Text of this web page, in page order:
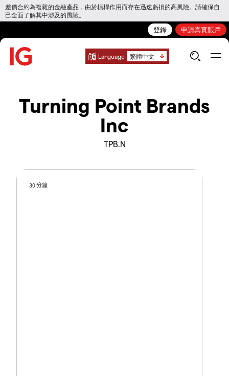
差價合約為複雜的金融產品，由於槓桿作用而存在迅速虧損的高風險。請確保自
己全面了解其中涉及的風險。
登錄 申請真實賬戶
Language 繁體中文
Turning Point Brands
Inc
TPB.N
30 分鐘